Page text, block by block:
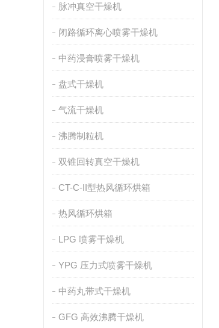
脉冲真空干燥机
闭路循环离心喷雾干燥机
中药浸膏喷雾干燥机
盘式干燥机
气流干燥机
沸腾制粒机
双锥回转真空干燥机
CT-C-II型热风循环烘箱
热风循环烘箱
LPG 喷雾干燥机
YPG 压力式喷雾干燥机
中药丸带式干燥机
GFG 高效沸腾干燥机